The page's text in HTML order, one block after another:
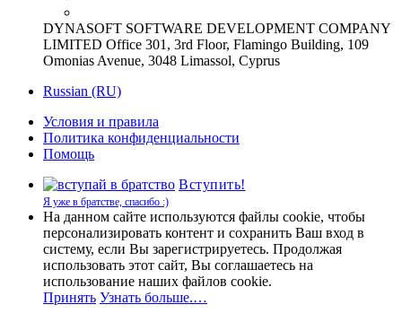
DYNASOFT SOFTWARE DEVELOPMENT COMPANY
LIMITED Office 301, 3rd Floor, Flamingo Building, 109
Omonias Avenue, 3048 Limassol, Cyprus
Russian (RU)
Условия и правила
Политика конфиденциальности
Помощь
Вступить!
Я уже в братстве, спасибо :)
На данном сайте используются файлы cookie, чтобы
персонализировать контент и сохранить Ваш вход в
систему, если Вы зарегистрируетесь. Продолжая
использовать этот сайт, Вы соглашаетесь на
использование наших файлов cookie.
Принять Узнать больше.…